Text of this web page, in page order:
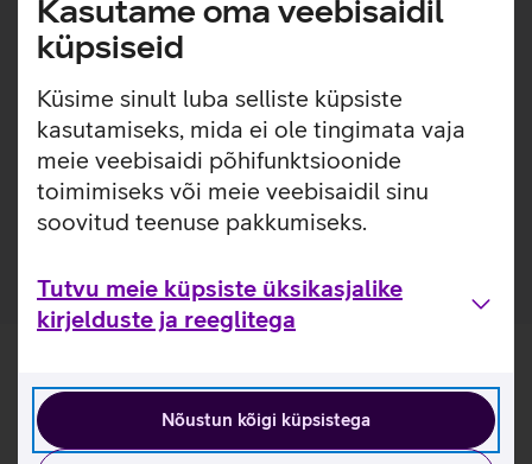
Kasutame oma veebisaidil
küpsiseid
Küsime sinult luba selliste küpsiste
kasutamiseks, mida ei ole tingimata vaja
meie veebisaidi põhifunktsioonide
toimimiseks või meie veebisaidil sinu
soovitud teenuse pakkumiseks.
Tutvu meie küpsiste üksikasjalike
kirjelduste ja reeglitega
Nõustun kõigi küpsistega
Kaitseklaas on kriimustustele 3x vastupidavam, kui
eelneva generatsiooni PanzerGlass kaitseklaasid.
PanzerGlass kaitseklaasid).
Pakendis on kaasas raam, mis teeb koduse kaitseklaasi
paigalduse mugavamaks. Paigaldusraam on valmistatud
100% taaskasutatud plastikust.
Kaitseklaas on valmistatud 60% taaskasutatud klaasist.